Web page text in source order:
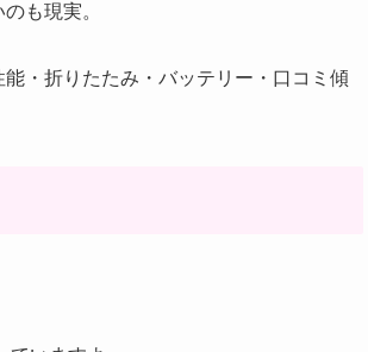
も現実。
・折りたたみ・バッテリー・口コミ傾